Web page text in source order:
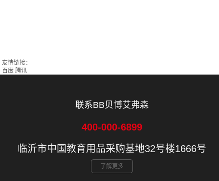
友情链接：
百度 腾讯
联系BB贝博艾弗森
400-000-6899
临沂市中国教育用品采购基地32号楼1666号
了解更多